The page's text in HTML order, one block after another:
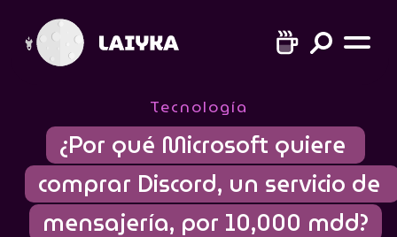
Tecnología
¿Por qué Microsoft quiere
comprar Discord, un servicio de
mensajería, por 10,000 mdd?